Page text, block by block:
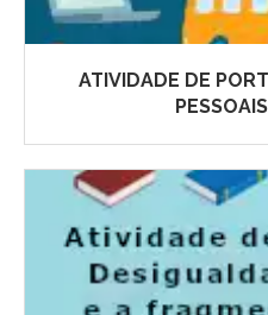
ATIVIDADE DE